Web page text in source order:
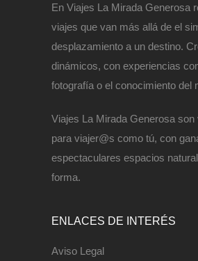
En Viajes La Mirada Generosa
viajes que van más allá de el
desplazamiento a un destino.
dinámicos, con experiencias
fotografía o el conocimiento del
Viajes La Mirada Generosa
para viajer@s como tú, con
espectaculares espacios
forma.
ENLACES DE INTERÉS
Aviso Legal